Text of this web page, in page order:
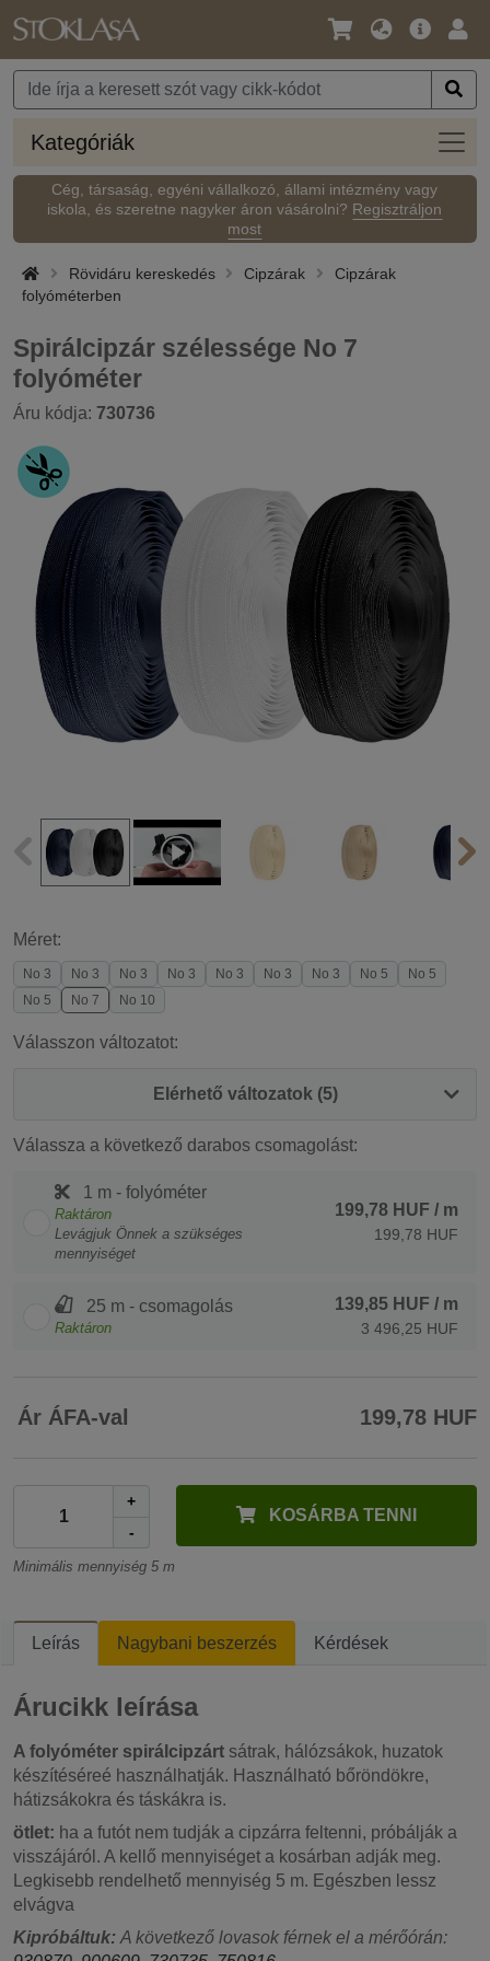
Nyelv
Pénznem
Fő
Kategóriák
Cég, társaság, egyéni vállalkozó, állami intézmény vagy
iskola, és szeretne nagyker áron vásárolni? Regisztráljon
most
Rövidáru kereskedés Cipzárak
Cipzárak
folyóméterben
Spirálcipzár szélessége No 7
folyóméter
Áru kódja: 730736
Méret:
No 3 No 3 No 3 No 3 No 3 No 3 No 3 No 5
No 5
No 5
No 7 No 10
Válasszon változatot:
Elérhető változatok (5)
Válassza a következő darabos csomagolást:
1 m - folyóméter
Raktáron
Levágjuk Önnek a szükséges
mennyiséget
199,78 HUF / m
199,78 HUF
25 m - csomagolás
Raktáron
139,85 HUF / m
3 496,25 HUF
Ár ÁFA-val 199,78 HUF
+
-
KOSÁRBA TENNI
Minimális mennyiség 5 m
Leírás Nagybani beszerzés Kérdések
Árucikk leírása
A folyóméter spirálcipzárt sátrak, hálózsákok, huzatok
készítéséreé használhatják. Használható bőröndökre,
hátizsákokra és táskákra is.
ötlet: ha a futót nem tudják a cipzárra feltenni, próbálják a
visszájáról. A kellő mennyiséget a kosárban adják meg.
Legkisebb rendelhető mennyiség 5 m. Egészben lessz
elvágva
Kipróbáltuk: A következő lovasok férnek el a mérőórán: